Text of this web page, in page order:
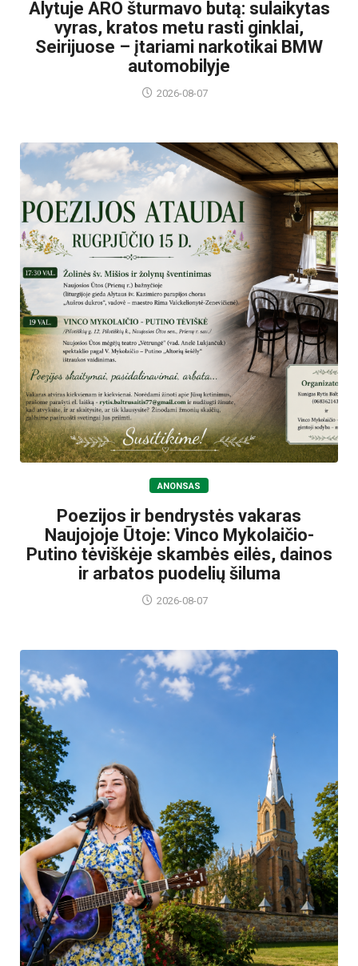
Alytuje ARO šturmavo butą: sulaikytas
vyras, kratos metu rasti ginklai,
Seirijuose – įtariami narkotikai BMW
automobilyje
2026-08-07
ANONSAS
Poezijos ir bendrystės vakaras
Naujojoje Ūtoje: Vinco Mykolaičio-
Putino tėviškėje skambės eilės, dainos
ir arbatos puodelių šiluma
2026-08-07